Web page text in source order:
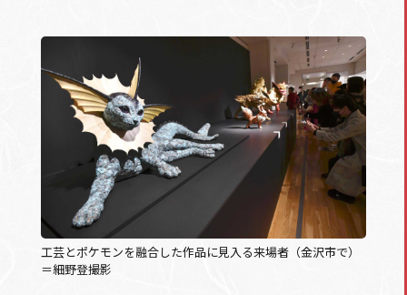
工芸とポケモンを融合した作品に見入る来場者（金沢市で）
＝細野登撮影